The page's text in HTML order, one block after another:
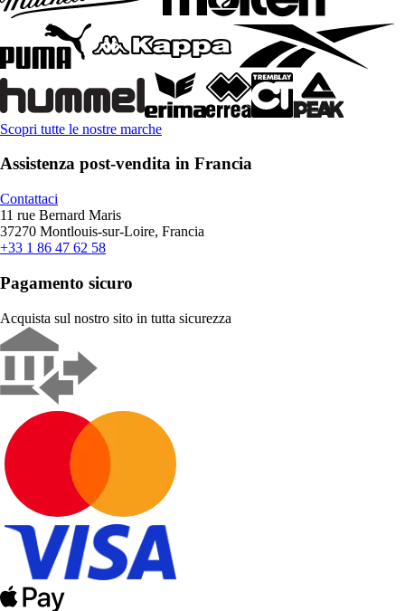
Scopri tutte le nostre marche
Assistenza post-vendita in Francia
Contattaci
11 rue Bernard Maris
37270 Montlouis-sur-Loire, Francia
+33 1 86 47 62 58
Pagamento sicuro
Acquista sul nostro sito in tutta sicurezza